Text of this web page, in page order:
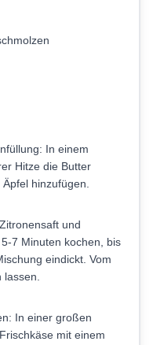
In einem
Hitze die Butter
hinzufügen.
und
7 Minuten kochen, bis
eindickt. Vom
In einer großen
mit einem